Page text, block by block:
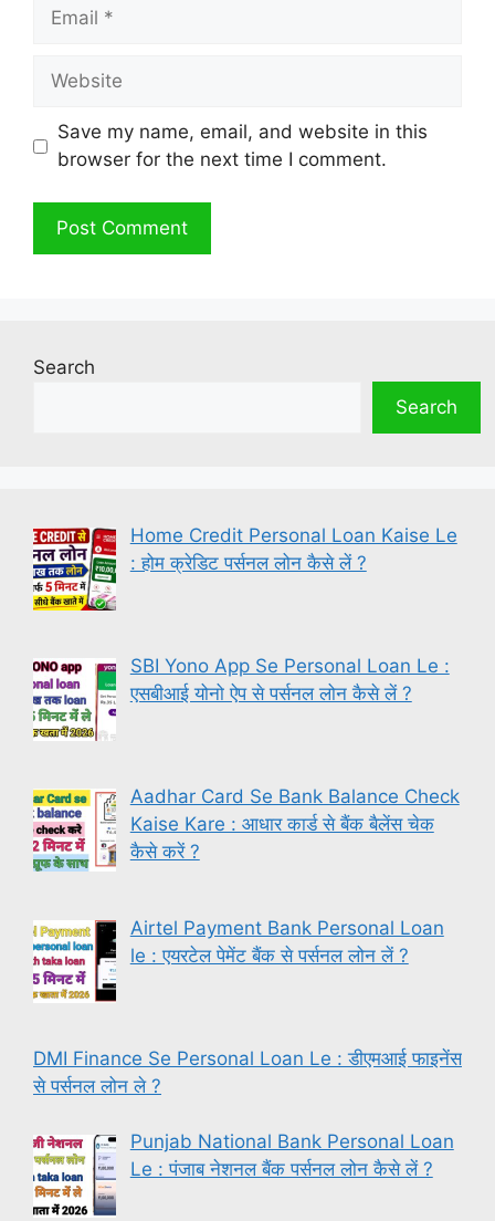
Email
Website
Save my name, email, and website in this
browser for the next time I comment.
Search
Search
Home Credit Personal Loan Kaise Le
: होम क्रेडिट पर्सनल लोन कैसे लें ?
SBI Yono App Se Personal Loan Le :
एसबीआई योनो ऐप से पर्सनल लोन कैसे लें ?
Aadhar Card Se Bank Balance Check
Kaise Kare : आधार कार्ड से बैंक बैलेंस चेक
कैसे करें ?
Airtel Payment Bank Personal Loan
le : एयरटेल पेमेंट बैंक से पर्सनल लोन लें ?
DMI Finance Se Personal Loan Le : डीएमआई फाइनेंस
से पर्सनल लोन ले ?
Punjab National Bank Personal Loan
Le : पंजाब नेशनल बैंक पर्सनल लोन कैसे लें ?